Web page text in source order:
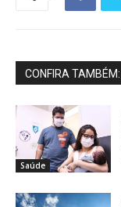
CONFIRA TAMBÉM:
Saúde